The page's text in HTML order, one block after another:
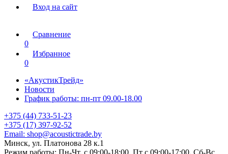
Вход на сайт
Сравнение
0
Избранное
0
«АкустикТрейд»
Новости
График работы: пн-пт 09.00-18.00
+375 (44) 733-51-23
+375 (17) 397-92-52
Email: shop@acoustictrade.by
Минск, ул. Платонова 28 к.1
Режим работы: Пн-Чт, с 09:00-18:00, Пт с 09:00-17:00, Сб-Вс